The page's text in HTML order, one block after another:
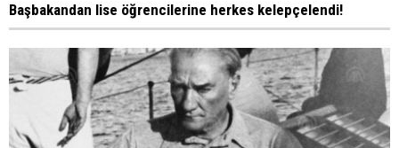
Başbakandan lise öğrencilerine herkes kelepçelendi!